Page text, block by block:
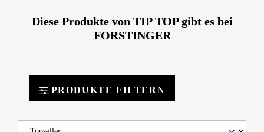
Diese Produkte von TIP TOP gibt es bei
FORSTINGER
PRODUKTE FILTERN